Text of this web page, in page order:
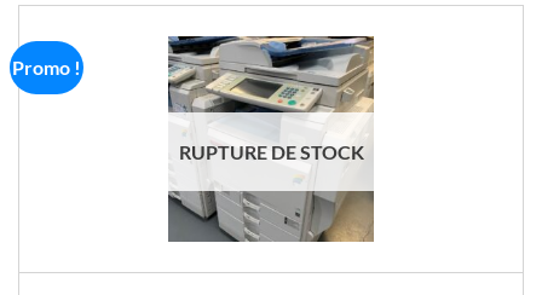
Promo !
RUPTURE DE STOCK